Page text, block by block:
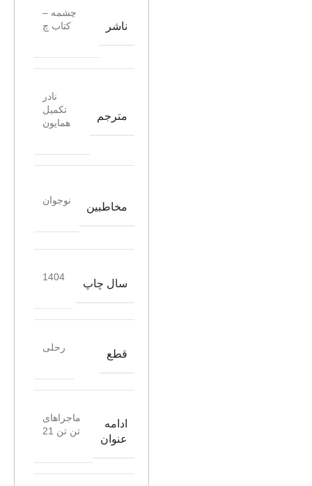
ناشر
چشمه –
کتاب چ
مترجم
نادر
تکمیل
همایون
مخاطبین
نوجوان
سال چاپ
1404
قطع
رحلی
ادامه
عنوان
ماجراهای
تن تن 21